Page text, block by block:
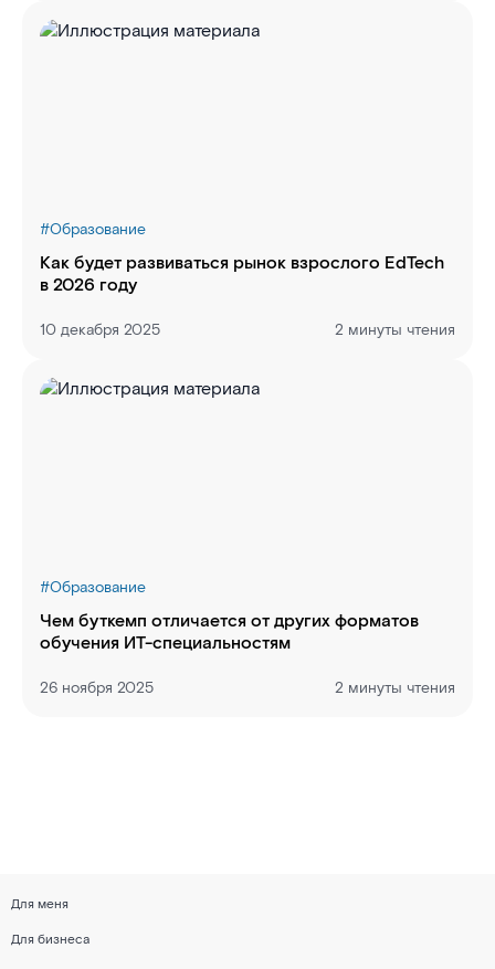
#Образование
Как будет развиваться рынок взрослого EdTech
в 2026 году
10 декабря 2025 2 минуты чтения
#Образование
Чем буткемп отличается от других форматов
обучения ИТ-специальностям
26 ноября 2025 2 минуты чтения
Для меня
Для бизнеса